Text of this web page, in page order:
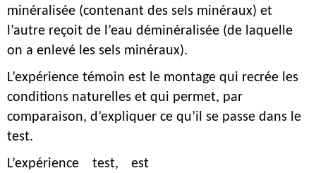
minéralisée (contenant des sels minéraux) et
l’autre reçoit de l’eau déminéralisée (de laquelle
on a enlevé les sels minéraux).
L’expérience témoin est le montage qui recrée les
conditions naturelles et qui permet, par
comparaison, d’expliquer ce qu’il se passe dans le
test.
L’expérience test, est